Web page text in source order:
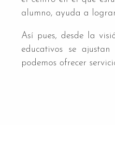
alumno, ayuda a
Así pues, desde la
educativos se
podemos ofrecer